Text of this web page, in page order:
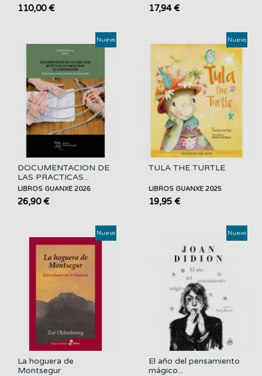
110,00 € 17,94 €
DOCUMENTACION DE
LAS PRACTICAS...
LIBROS GUANXE 2026
26,90 €
Nuevo
TULA THE TURTLE
LIBROS GUANXE 2025
19,95 €
Nuevo
La hoguera de
Montsegur
Nuevo
El año del pensamiento
mágico...
Nuevo